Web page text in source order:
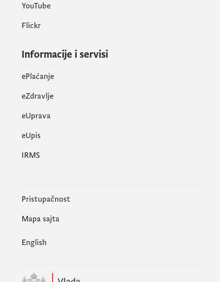
YouTube
Flickr
Informacije i servisi
ePlaćanje
eZdravlje
eUprava
еUpis
IRMS
Pristupačnost
Mapa sajta
English